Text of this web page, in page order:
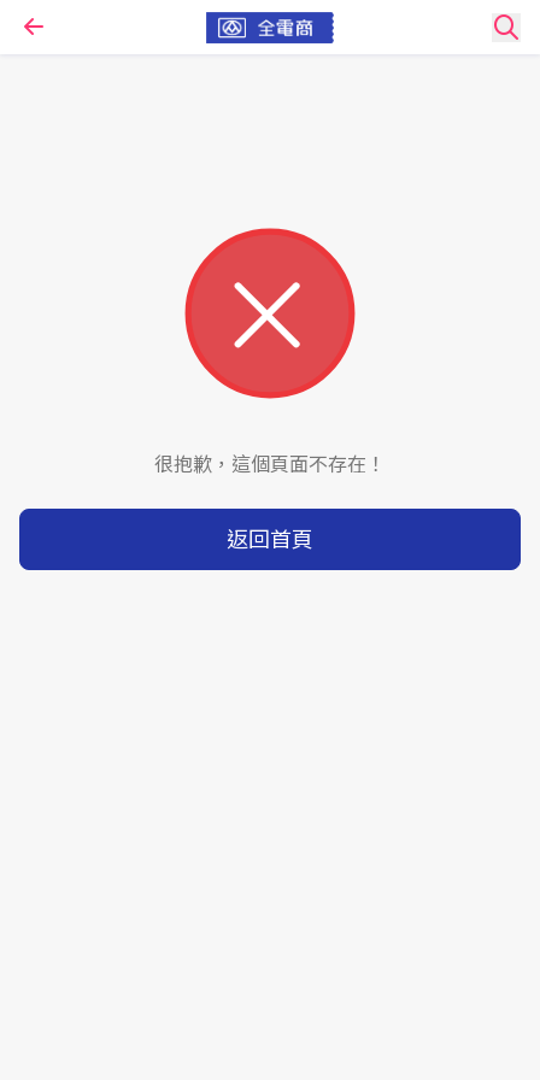
很抱歉，這個頁面不存在！
返回首頁